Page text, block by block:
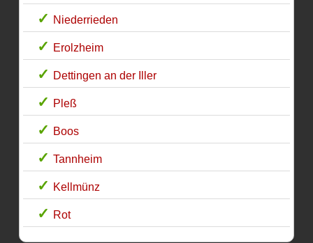
Niederrieden
Erolzheim
Dettingen an der Iller
Pleß
Boos
Tannheim
Kellmünz
Rot